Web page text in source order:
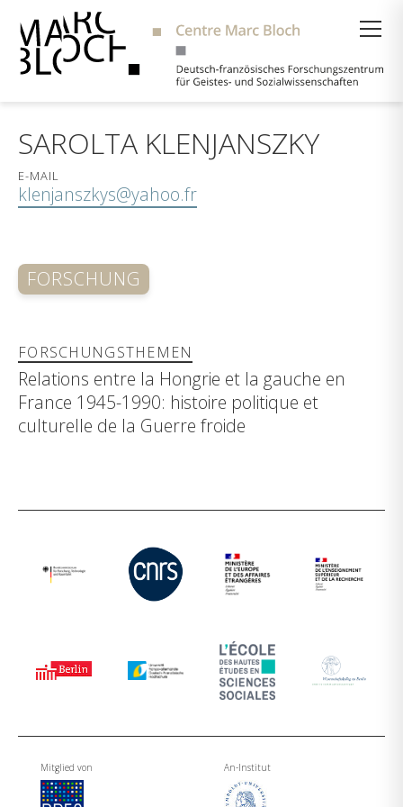
SAROLTA KLENJANSZKY
E-MAIL
klenjanszkys@yahoo.fr
FORSCHUNG
FORSCHUNGSTHEMEN
Relations entre la Hongrie et la gauche en
France 1945-1990: histoire politique et
culturelle de la Guerre froide
Mitglied von An-Institut